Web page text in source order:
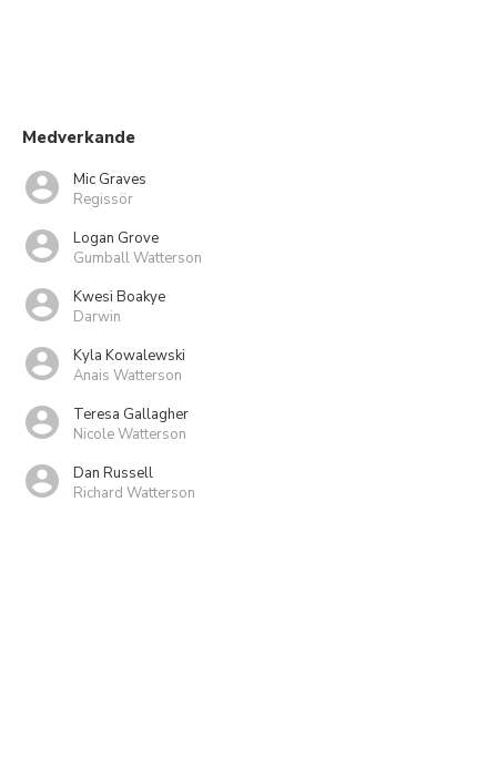
Medverkande
Mic Graves
Regissör
Logan Grove
Gumball Watterson
Kwesi Boakye
Darwin
Kyla Kowalewski
Anais Watterson
Teresa Gallagher
Nicole Watterson
Dan Russell
Richard Watterson